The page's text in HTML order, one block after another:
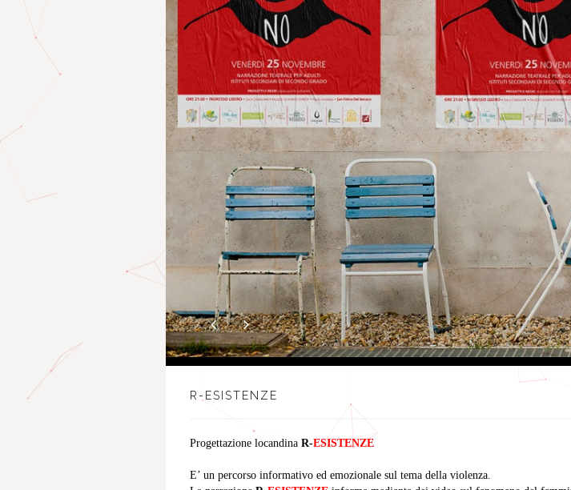
R-ESISTENZE
Progettazione locandina R-ESISTENZE
E’ un percorso informativo ed emozionale sul tema della violenza.